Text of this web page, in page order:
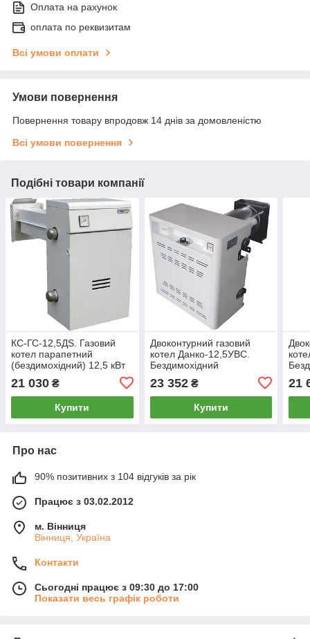
Оплата на рахунок
оплата по реквизитам
Всі умови оплати
Умови повернення
Повернення товару впродовж 14 днів за домовленістю
Всі умови повернення
Подібні товари компанії
КС-ГС-12,5ДS. Газовий
котел парапетний
(бездимохідний) 12,5 кВт
21 030 ₴
Купити
Двоконтурний газовий
котел Данко-12,5УВС.
Бездимохідний
23 352₴
Купити
21
Про нас
90% позитивних з 104 відгуків за рік
Працює з 03.02.2012
м. Вінниця
Вінниця, Україна
Контакти
Сьогодні працює з 09:30 до 17:00
Показати весь графік роботи